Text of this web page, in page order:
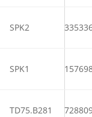
SPK2
SPK1
TD75.B281